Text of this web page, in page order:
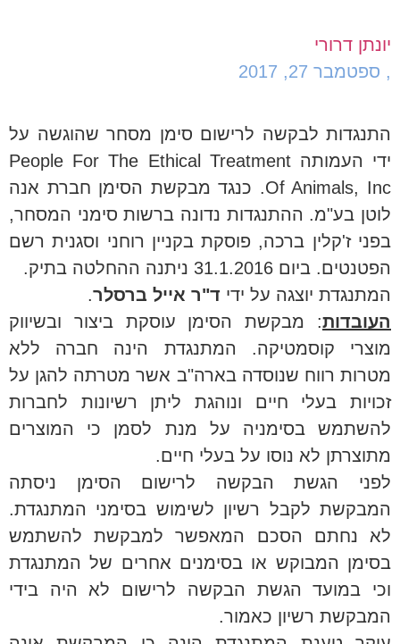
יונתן דרורי
, ספטמבר 27, 2017
התנגדות לבקשה לרישום סימן מסחר שהוגשה על
ידי העמותה People For The Ethical Treatment
Of Animals, Inc. כנגד מבקשת הסימן חברת אנה
לוטן בע"מ. ההתנגדות נדונה ברשות סימני המסחר,
בפני ז'קלין ברכה, פוסקת בקניין רוחני וסגנית רשם
הפטנטים. ביום 31.1.2016 ניתנה ההחלטה בתיק.
המתנגדת יוצגה על ידי ד"ר אייל ברסלר.
העובדות: מבקשת הסימן עוסקת ביצור ובשיווק
מוצרי קוסמטיקה. המתנגדת הינה חברה ללא
מטרות רווח שנוסדה בארה"ב אשר מטרתה להגן על
זכויות בעלי חיים ונוהגת ליתן רשיונות לחברות
להשתמש בסימניה על מנת לסמן כי המוצרים
מתוצרתן לא נוסו על בעלי חיים.
לפני הגשת הבקשה לרישום הסימן ניסתה
המבקשת לקבל רשיון לשימוש בסימני המתנגדת.
לא נחתם הסכם המאפשר למבקשת להשתמש
בסימן המבוקש או בסימנים אחרים של המתנגדת
וכי במועד הגשת הבקשה לרישום לא היה בידי
המבקשת רשיון כאמור.